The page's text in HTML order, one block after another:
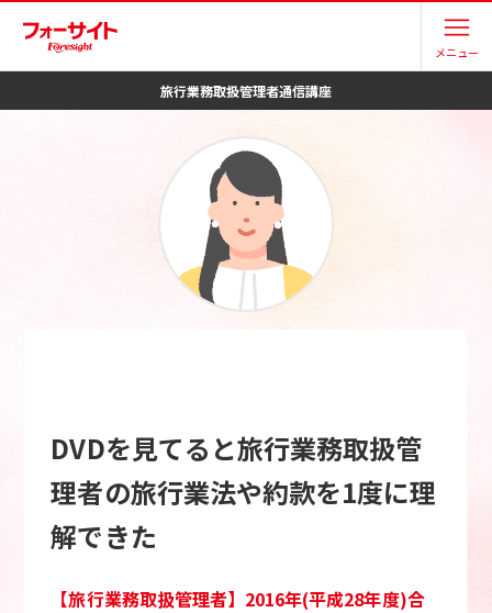
メニュー
旅行業務取扱管理者通信講座
DVDを見てると旅行業務取扱管
理者の旅行業法や約款を1度に理
解できた
【旅行業務取扱管理者】2016年(平成28年度)合